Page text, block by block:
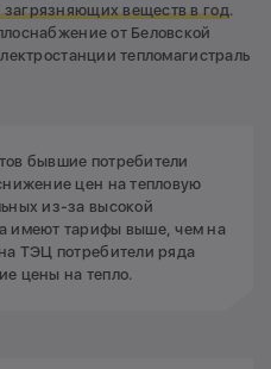
веществ в год.
от Беловской
тепломагистраль
бывшие потребители
цен на тепловую
из-за высокой
имеют тарифы выше, чем на
ТЭЦ потребители ряда
цены на тепло.